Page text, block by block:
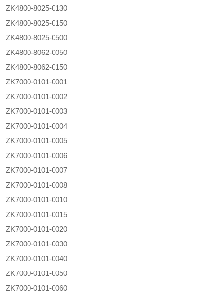
ZK4800-8025-0130
ZK4800-8025-0150
ZK4800-8025-0500
ZK4800-8062-0050
ZK4800-8062-0150
ZK7000-0101-0001
ZK7000-0101-0002
ZK7000-0101-0003
ZK7000-0101-0004
ZK7000-0101-0005
ZK7000-0101-0006
ZK7000-0101-0007
ZK7000-0101-0008
ZK7000-0101-0010
ZK7000-0101-0015
ZK7000-0101-0020
ZK7000-0101-0030
ZK7000-0101-0040
ZK7000-0101-0050
ZK7000-0101-0060